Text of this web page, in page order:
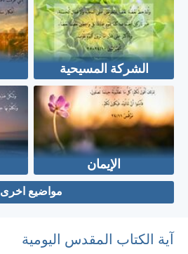
الشركة المسيحية
الإيمان
مواضيع اخرى
آية الكتاب المقدس اليومية